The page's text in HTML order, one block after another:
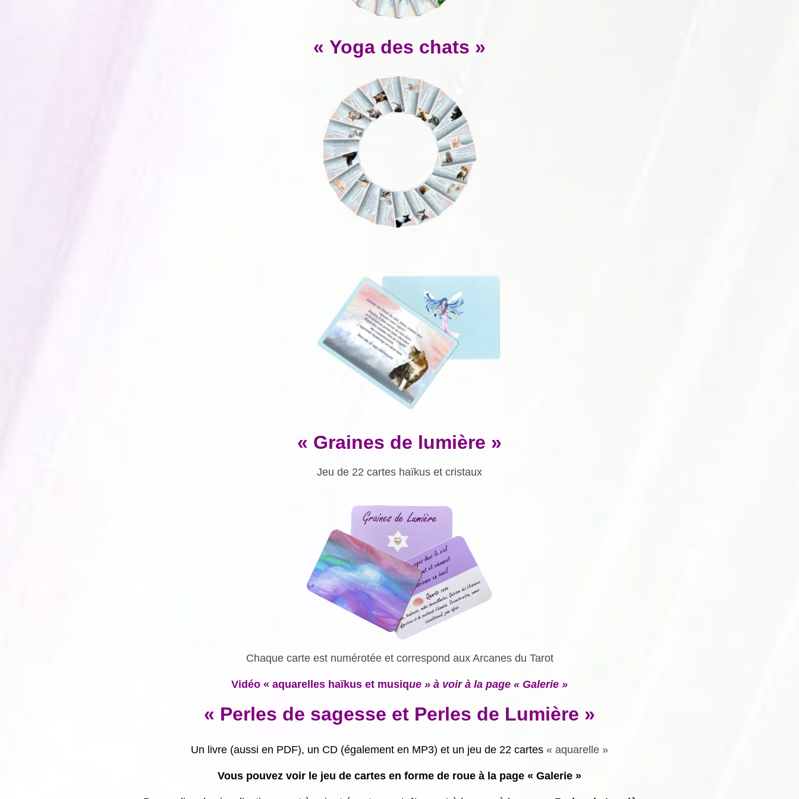
« Yoga des chats »
« Graines de lumière »
Jeu de 22 cartes haïkus et cristaux
Chaque carte est numérotée et correspond aux Arcanes du Tarot
Vidéo « aquarelles haïkus et musique » à voir à la page « Galerie »
« Perles de sagesse et Perles de Lumière »
Un livre (aussi en PDF), un CD (également en MP3) et un jeu de 22 cartes « aquarelle »
Vous pouvez voir le jeu de cartes en forme de roue à la page « Galerie »